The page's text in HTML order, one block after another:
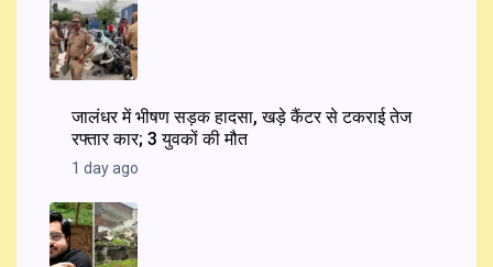
जालंधर में भीषण सड़क हादसा, खड़े कैंटर से टकराई तेज
रफ्तार कार; 3 युवकों की मौत
1 day ago